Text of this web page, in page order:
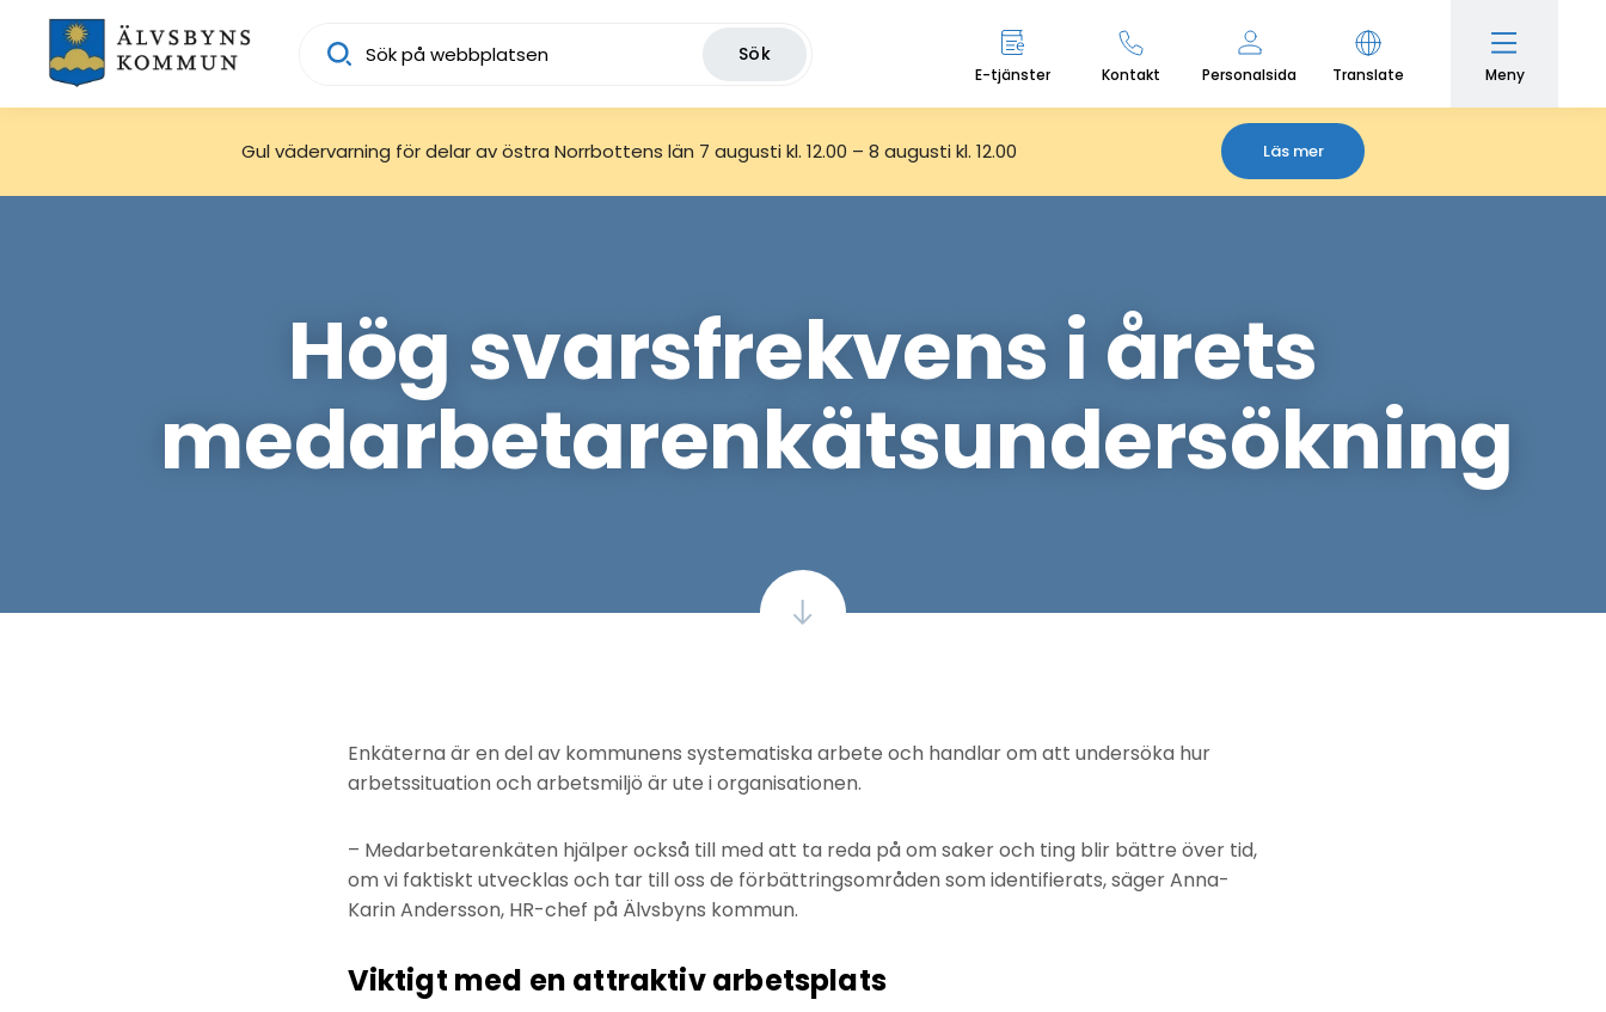
Sök
E-tjänster Kontakt Personalsida Translate Meny
Gul vädervarning för delar av östra Norrbottens län 7 augusti kl. 12.00 – 8 augusti kl. 12.00 Läs mer
Hög svarsfrekvens i årets
medarbetarenkätsundersökning
Enkäterna är en del av kommunens systematiska arbete och handlar om att undersöka hur
arbetssituation och arbetsmiljö är ute i organisationen.
– Medarbetarenkäten hjälper också till med att ta reda på om saker och ting blir bättre över tid,
om vi faktiskt utvecklas och tar till oss de förbättringsområden som identifierats, säger Anna-
Karin Andersson, HR-chef på Älvsbyns kommun.
Viktigt med en attraktiv arbetsplats